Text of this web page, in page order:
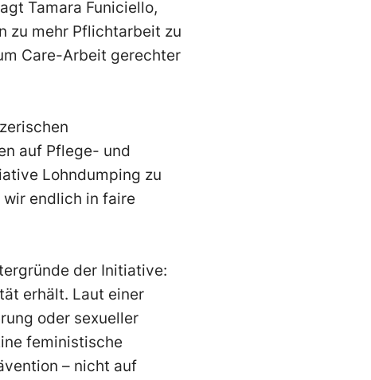
Tamara Funiciello,
zu mehr Pflichtarbeit zu
Care-Arbeit gerechter
auf Pflege- und
Lohndumping zu
endlich in faire
der Initiative:
erhält. Laut einer
oder sexueller
feministische
– nicht auf